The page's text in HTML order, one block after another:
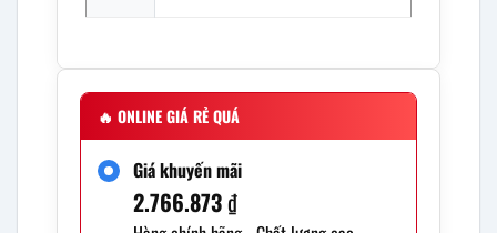
🔥 ONLINE GIÁ RẺ QUÁ
Giá khuyến mãi
2.766.873₫